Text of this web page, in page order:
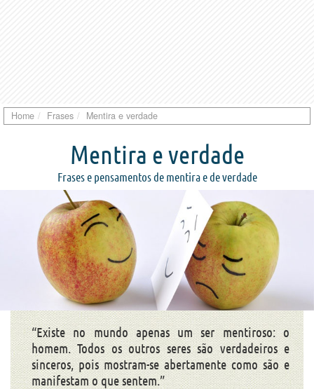
Home Frases Mentira e verdade
Mentira e verdade
Frases e pensamentos de mentira e de verdade
“Existe no mundo apenas um ser mentiroso: o
homem. Todos os outros seres são verdadeiros e
sinceros, pois mostram-se abertamente como são e
manifestam o que sentem.”